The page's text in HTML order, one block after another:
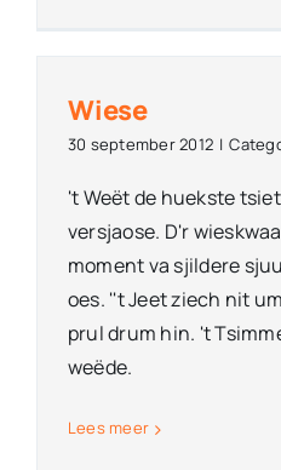
Wiese
30 september 2012 |
't Weët de huekste
versjaose. D'r
moment va sjildere
oes. ''t Jeet ziech nit
prul drum hin. 't
weëde.
Lees meer